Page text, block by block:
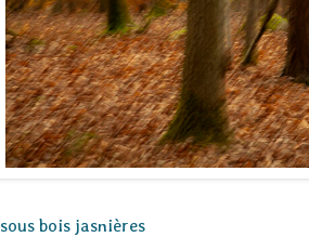
sous bois jasnières